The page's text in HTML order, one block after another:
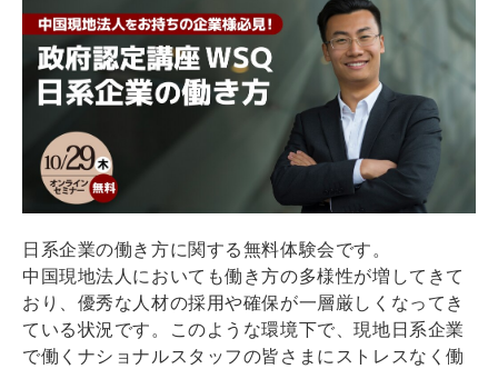
日系企業の働き方に関する無料体験会です。
中国現地法人においても働き方の多様性が増してきて
おり、優秀な人材の採用や確保が一層厳しくなってき
ている状況です。このような環境下で、現地日系企業
で働くナショナルスタッフの皆さまにストレスなく働